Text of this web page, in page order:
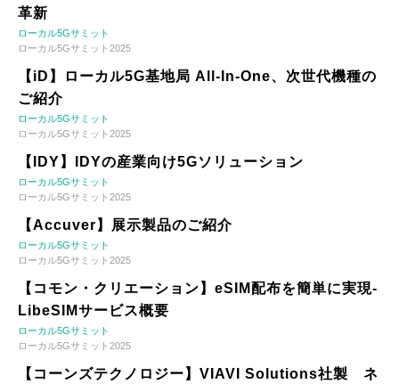
革新
ローカル5Gサミット
ローカル5Gサミット2025
【iD】ローカル5G基地局 All-In-One、次世代機種の
ご紹介
ローカル5Gサミット
ローカル5Gサミット2025
【IDY】IDYの産業向け5Gソリューション
ローカル5Gサミット
ローカル5Gサミット2025
【Accuver】展示製品のご紹介
ローカル5Gサミット
ローカル5Gサミット2025
【コモン・クリエーション】eSIM配布を簡単に実現-
LibeSIMサービス概要
ローカル5Gサミット
ローカル5Gサミット2025
【コーンズテクノロジー】VIAVI Solutions社製 ネ